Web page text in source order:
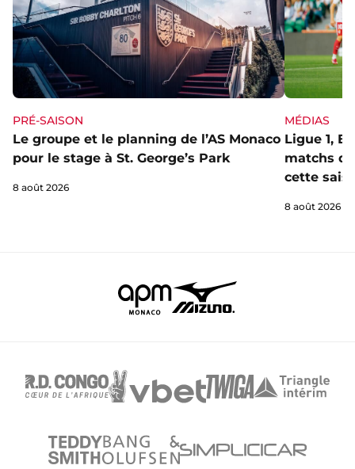
PRÉ-SAISON
Le groupe et le planning de l’AS Monaco
pour le stage à St. George’s Park
8 août 2026
MÉDIAS
Ligue 1,
matchs
cette
8 août 2026